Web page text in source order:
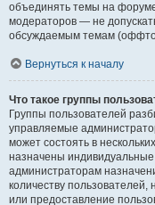
объединять темы на
модераторов — не
обсуждаемым темам
Вернуться к началу
Что такое группы
Группы пользователей
управляемые
может состоять в
назначены
администраторам
количеству
или предоставление